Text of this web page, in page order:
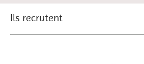
Ils recrutent